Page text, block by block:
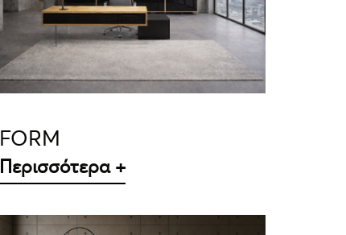
ΛΕΠΤΟΜΈΡΕΙΕΣ
FORM
Περισσότερα +